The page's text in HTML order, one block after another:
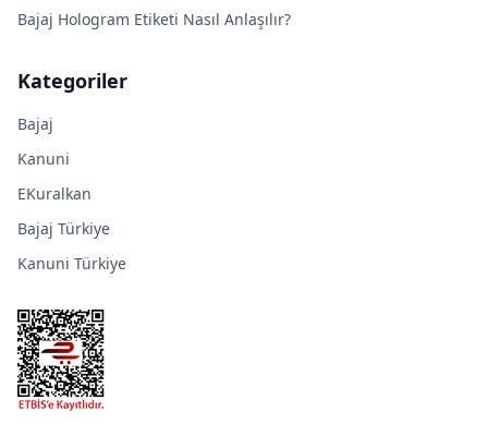
Bajaj Hologram Etiketi Nasıl Anlaşılır?
Kategoriler
Bajaj
Kanuni
EKuralkan
Bajaj Türkiye
Kanuni Türkiye